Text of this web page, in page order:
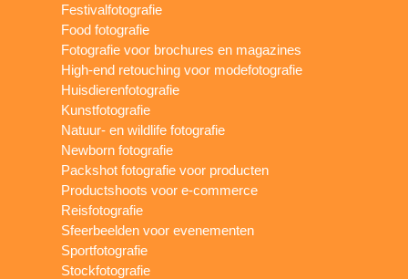
Festivalfotografie
Food fotografie
Fotografie voor brochures en magazines
High-end retouching voor modefotografie
Huisdierenfotografie
Kunstfotografie
Natuur- en wildlife fotografie
Newborn fotografie
Packshot fotografie voor producten
Productshoots voor e-commerce
Reisfotografie
Sfeerbeelden voor evenementen
Sportfotografie
Stockfotografie